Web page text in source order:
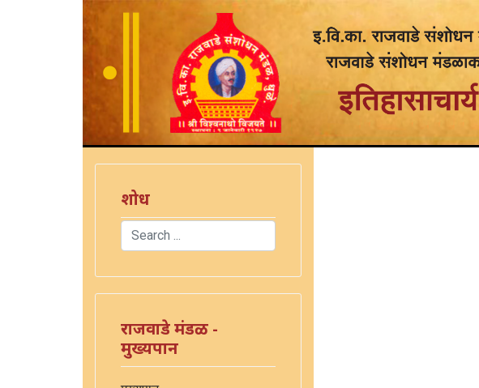
शोध
Search
राजवाडे मंडळ -
मुख्यपान